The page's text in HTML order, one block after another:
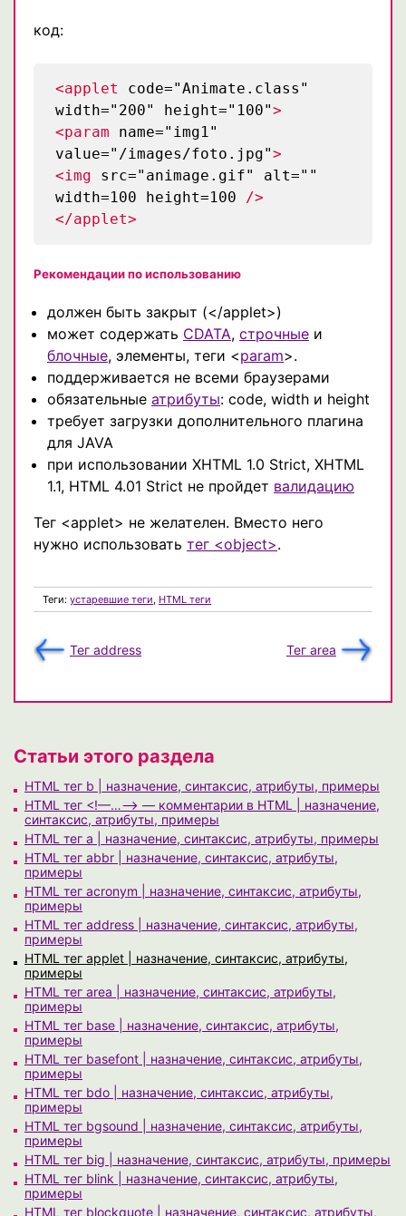
код:
<applet
code="Animate.class"
width="200" height="100">
<param name="img1"
value="/images/foto.jpg">
<img src="animage.gif" alt=""
width=100 height=100 />
</applet>
Рекомендации по использованию
должен быть закрыт (</applet>)
может содержать CDATA, строчные и
блочные, элементы, теги <param>.
поддерживается не всеми браузерами
обязательные атрибуты: code, width и height
требует загрузки дополнительного плагина
для JAVA
при использовании XHTML 1.0 Strict, XHTML
1.1, HTML 4.01 Strict не пройдет валидацию
Тег <applet> не желателен. Вместо него
нужно использовать тег <object>.
Теги: устаревшие теги, HTML теги
Тег area
Тег address
Статьи этого раздела
HTML тег b | назначение, синтаксис, атрибуты, примеры
HTML тег <!—…—> — комментарии в HTML | назначение,
синтаксис, атрибуты, примеры
HTML тег a | назначение, синтаксис, атрибуты, примеры
HTML тег abbr | назначение, синтаксис, атрибуты,
примеры
HTML тег acronym | назначение, синтаксис, атрибуты,
примеры
HTML тег address | назначение, синтаксис, атрибуты,
примеры
HTML тег applet | назначение, синтаксис, атрибуты,
примеры
HTML тег area | назначение, синтаксис, атрибуты,
примеры
HTML тег base | назначение, синтаксис, атрибуты,
примеры
HTML тег basefont | назначение, синтаксис, атрибуты,
примеры
HTML тег bdo | назначение, синтаксис, атрибуты,
примеры
HTML тег bgsound | назначение, синтаксис, атрибуты,
примеры
HTML тег big | назначение, синтаксис, атрибуты, примеры
HTML тег blink | назначение, синтаксис, атрибуты,
примеры
HTML тег blockquote | назначение, синтаксис, атрибуты,